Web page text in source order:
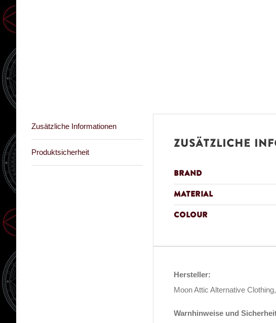
Zusätzliche Informationen
Produktsicherheit
Zusätzliche
Brand
Material
Colour
Hersteller:
Moon Attic Alternative
Warnhinweise und